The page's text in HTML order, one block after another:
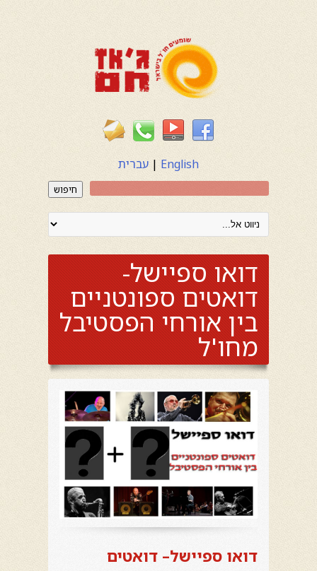
English
| עברית
חיפוש
דואו ספיישל-
דואטים ספונטניים
בין אורחי הפסטיבל
מחו'ל
דואו ספיישל– דואטים